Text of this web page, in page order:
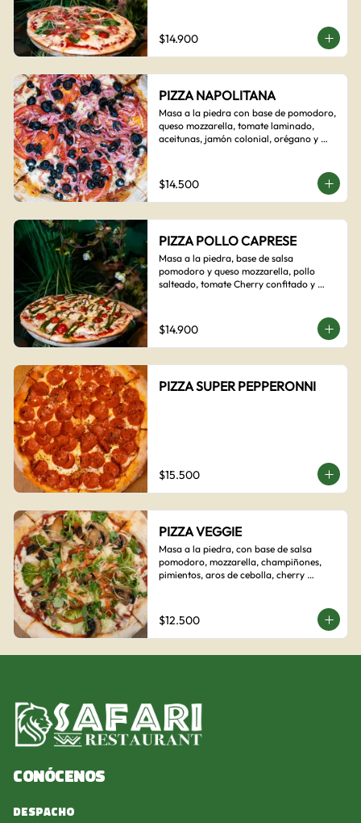
$14.900
PIZZA NAPOLITANA
Masa a la piedra con base de pomodoro,
queso mozzarella, tomate laminado,
aceitunas, jamón colonial, orégano y
$14.500
PIZZA POLLO CAPRESE
Masa a la piedra, base de salsa
pomodoro y queso mozzarella, pollo
salteado, tomate Cherry confitado y
$14.900
PIZZA SUPER PEPPERONNI
$15.500
PIZZA VEGGIE
Masa a la piedra, con base de salsa
pomodoro, mozzarella, champiñones,
pimientos, aros de cebolla, cherry
$12.500
Conócenos
Despacho